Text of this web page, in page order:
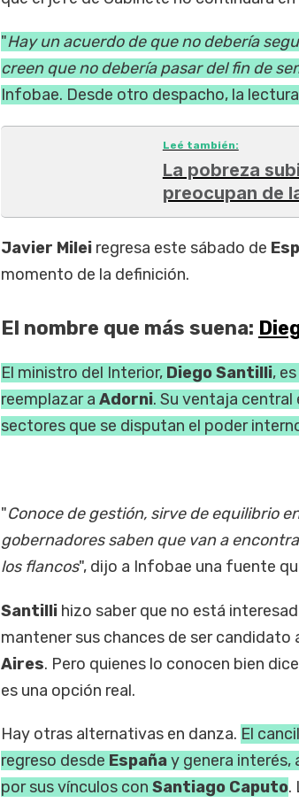
"Hay un acuerdo de que no debería
creen que no debería pasar del fin de
Infobae. Desde otro despacho, la
Leé también:
La pobreza
preocupan de
Javier Mileiregresa este sábado de
momento de la definición.
El nombre que más suena:
El ministro del Interior, Diego Santilli,
reemplazar a Adorni. Su ventaja central
sectores que se disputan el poder
"Conoce de gestión, sirve de equilibrio
gobernadores saben que van a
los flancos", dijo a Infobae una fuente
Santilli hizo saber que no está
mantener sus chances de ser candidato
Aires. Pero quienes lo conocen bien
es una opción real.
Hay otras alternativas en danza. El
regreso desde Españay genera interés,
por sus vínculos con Santiago Caputo.